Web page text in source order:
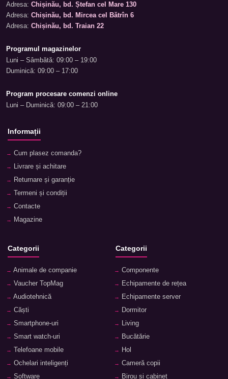
Adresa: Chișinău, bd. Ștefan cel Mare 130
Adresa: Chișinău, bd. Mircea cel Bătrîn 6
Adresa: Chișinău, bd. Traian 22
Programul magazinelor
Luni – Sâmbătă: 09:00 – 19:00
Duminică: 09:00 – 17:00
Program procesare comenzi online
Luni – Duminică: 09:00 – 21:00
Informații
Cum plasez comanda?
Livrare și achitare
Returnare și garanție
Termeni și condiții
Contacte
Magazine
Categorii
Animale de companie
Vaucher TopMag
Audiotehnică
Căști
Smartphone-uri
Smart watch-uri
Telefoane mobile
Ochelari inteligenți
Software
Categorii
Componente
Echipamente de rețea
Echipamente server
Dormitor
Living
Bucătărie
Hol
Cameră copii
Birou și cabinet